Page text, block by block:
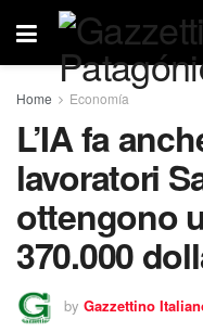
Home Economía
L’IA fa
lavoratori
ottengono
370.000
by Gazzettino